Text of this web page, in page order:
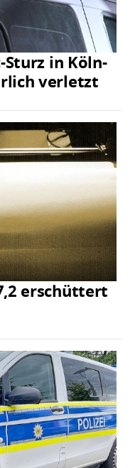
Sturz in Köln-
verletzt
erschüttert